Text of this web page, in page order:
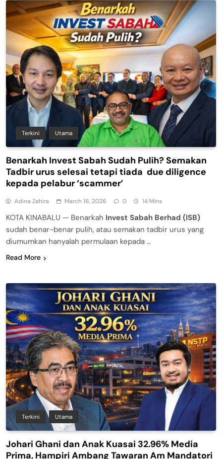
Terkini Utama
Benarkah Invest Sabah Sudah Pulih? Semakan
Tadbir urus selesai tetapi tiada due diligence
kepada pelabur ‘scammer’
Adina Zahira March 16, 2026 0 14 Mins
KOTA KINABALU — Benarkah Invest Sabah Berhad (ISB)
sudah benar-benar pulih, atau semakan tadbir urus yang
diumumkan hanyalah permulaan kepada …
Read More
Terkini Utama
Johari Ghani dan Anak Kuasai 32.96% Media
Prima, Hampiri Ambang Tawaran Am Mandatori